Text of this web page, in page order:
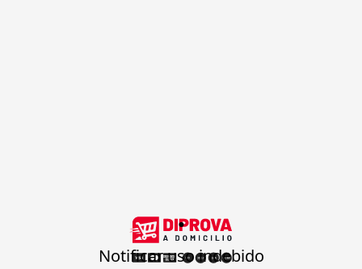
.
Notificar uso indebido